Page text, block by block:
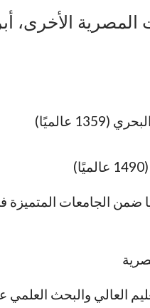
الأخرى،
عالميًا)
ضمن الجامعات
العالي والبحث